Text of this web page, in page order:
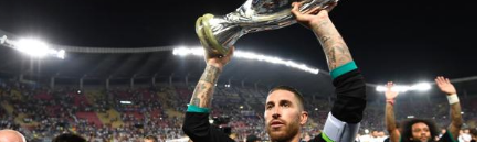
Untermenü
Untermenü